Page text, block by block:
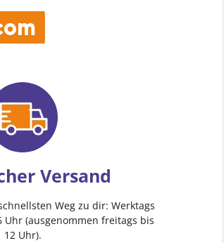
Versand
Weg zu dir: Werktags
Uhr (ausgenommen freitags bis
12 Uhr).